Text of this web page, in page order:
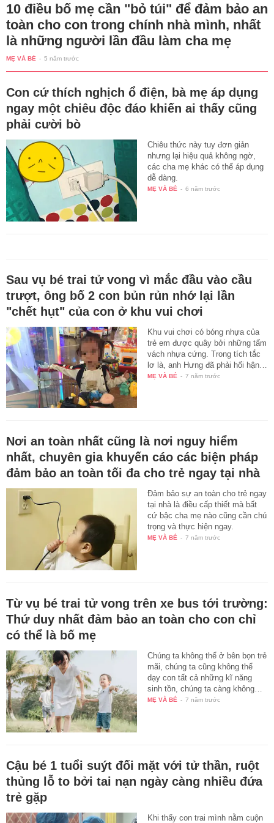
10 điều bố mẹ cần "bỏ túi" để đảm bảo an
toàn cho con trong chính nhà mình, nhất
là những người lần đầu làm cha mẹ
MẸ VÀ BÉ - 5 năm trước
Con cứ thích nghịch ổ điện, bà mẹ áp dụng
ngay một chiêu độc đáo khiến ai thấy cũng
phải cười bò
Chiêu thức này tuy đơn giản
nhưng lại hiệu quả không ngờ,
các cha mẹ khác có thể áp dụng
dễ dàng.
MẸ VÀ BÉ - 6 năm trước
Sau vụ bé trai tử vong vì mắc đầu vào cầu
trượt, ông bố 2 con bủn rủn nhớ lại lần
"chết hụt" của con ở khu vui chơi
Khu vui chơi có bóng nhựa của
trẻ em được quây bởi những tấm
vách nhựa cứng. Trong tích tắc
lơ là, anh Hưng đã phải hối hận…
MẸ VÀ BÉ - 7 năm trước
Nơi an toàn nhất cũng là nơi nguy hiểm
nhất, chuyên gia khuyến cáo các biện pháp
đảm bảo an toàn tối đa cho trẻ ngay tại nhà
Đảm bảo sự an toàn cho trẻ ngay
tại nhà là điều cấp thiết mà bất
cứ bậc cha mẹ nào cũng cần chú
trọng và thực hiện ngay.
MẸ VÀ BÉ - 7 năm trước
Từ vụ bé trai tử vong trên xe bus tới trường:
Thứ duy nhất đảm bảo an toàn cho con chỉ
có thể là bố mẹ
Chúng ta không thể ở bên bọn trẻ
mãi, chúng ta cũng không thể
dạy con tất cả những kĩ năng
sinh tồn, chúng ta càng không…
MẸ VÀ BÉ - 7 năm trước
Cậu bé 1 tuổi suýt đối mặt với tử thần, ruột
thủng lỗ to bởi tai nạn ngày càng nhiều đứa
trẻ gặp
Khi thấy con trai mình nằm cuộn